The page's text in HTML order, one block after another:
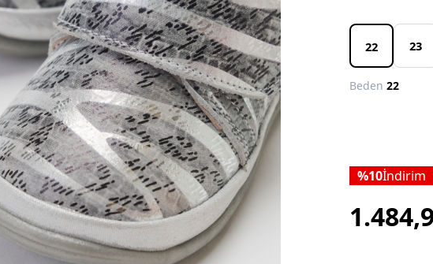
22 23
Beden22
10İndirim